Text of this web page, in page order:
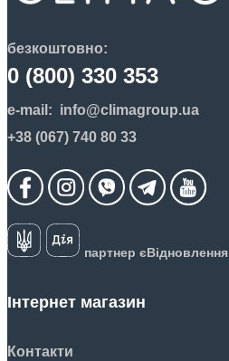
безкоштовно:
0 (800) 330 353
e-mail: info@climagroup.ua
+38 (067) 740 80 33
партнер єВідновлення
Інтернет магазин
Контакти